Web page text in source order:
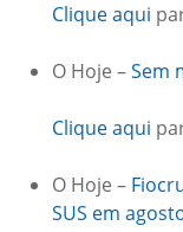
Clique aqui
O Hoje –Sem
Clique aqui
O Hoje –
SUS em